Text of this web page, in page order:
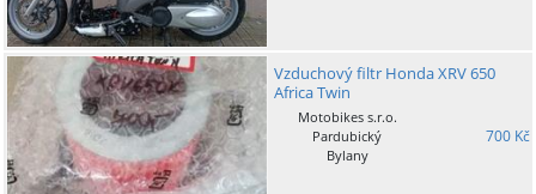
Vzduchový filtr Honda XRV 650
Africa Twin
Motobikes s.r.o.
Pardubický
Bylany
700 Kč